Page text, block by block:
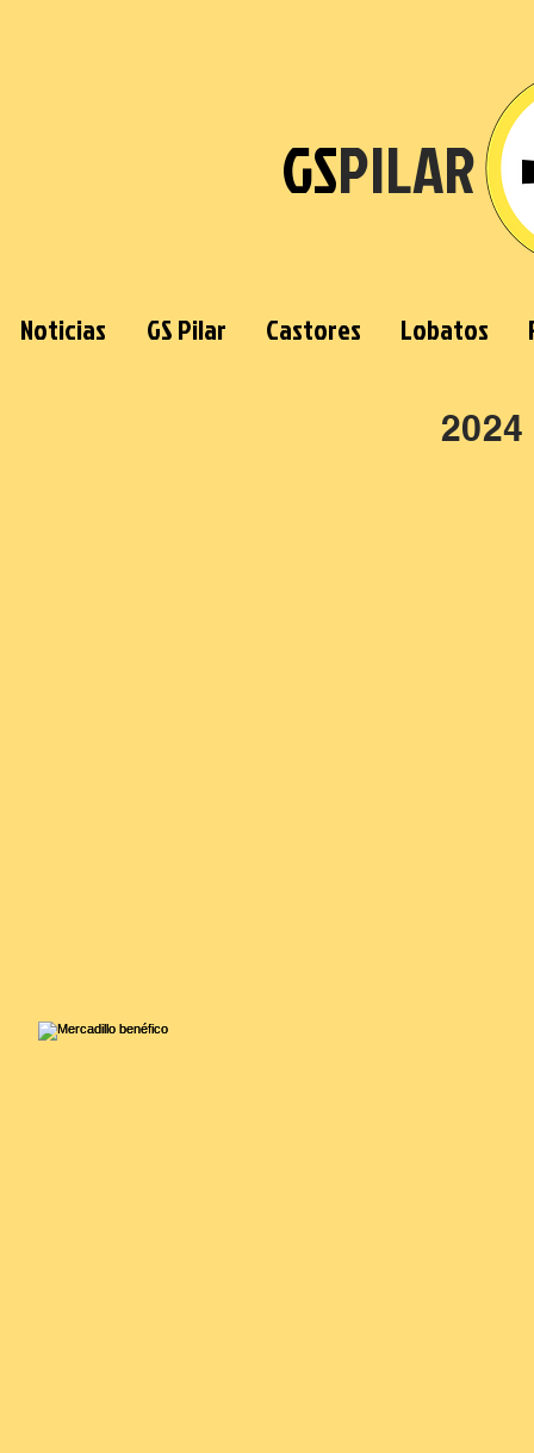
GSPILAR
Noticias GS Pilar Castores Lobatos
2024